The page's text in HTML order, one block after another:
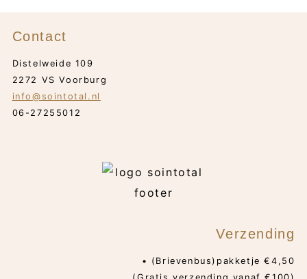
Contact
Distelweide 109
2272 VS Voorburg
info@sointotal.nl
06-27255012
Verzending
• (Brievenbus)pakketje €4,50